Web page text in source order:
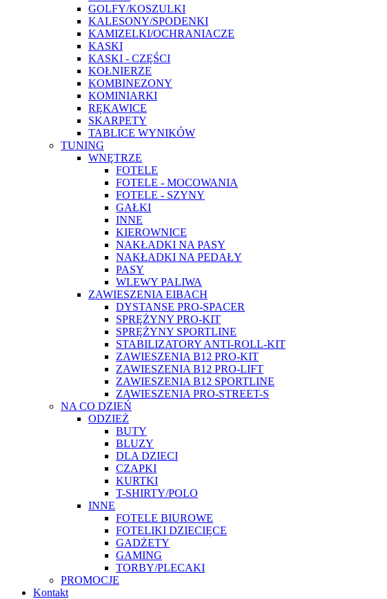
GOLFY/KOSZULKI
KALESONY/SPODENKI
KAMIZELKI/OCHRANIACZE
KASKI
KASKI - CZĘŚCI
KOŁNIERZE
KOMBINEZONY
KOMINIARKI
RĘKAWICE
SKARPETY
TABLICE WYNIKÓW
TUNING
WNĘTRZE
FOTELE
FOTELE - MOCOWANIA
FOTELE - SZYNY
GAŁKI
INNE
KIEROWNICE
NAKŁADKI NA PASY
NAKŁADKI NA PEDAŁY
PASY
WLEWY PALIWA
ZAWIESZENIA EIBACH
DYSTANSE PRO-SPACER
SPRĘŻYNY PRO-KIT
SPRĘŻYNY SPORTLINE
STABILIZATORY ANTI-ROLL-KIT
ZAWIESZENIA B12 PRO-KIT
ZAWIESZENIA B12 PRO-LIFT
ZAWIESZENIA B12 SPORTLINE
ZAWIESZENIA PRO-STREET-S
NA CO DZIEŃ
ODZIEŻ
BUTY
BLUZY
DLA DZIECI
CZAPKI
KURTKI
T-SHIRTY/POLO
INNE
FOTELE BIUROWE
FOTELIKI DZIECIĘCE
GADŻETY
GAMING
TORBY/PLECAKI
PROMOCJE
Kontakt